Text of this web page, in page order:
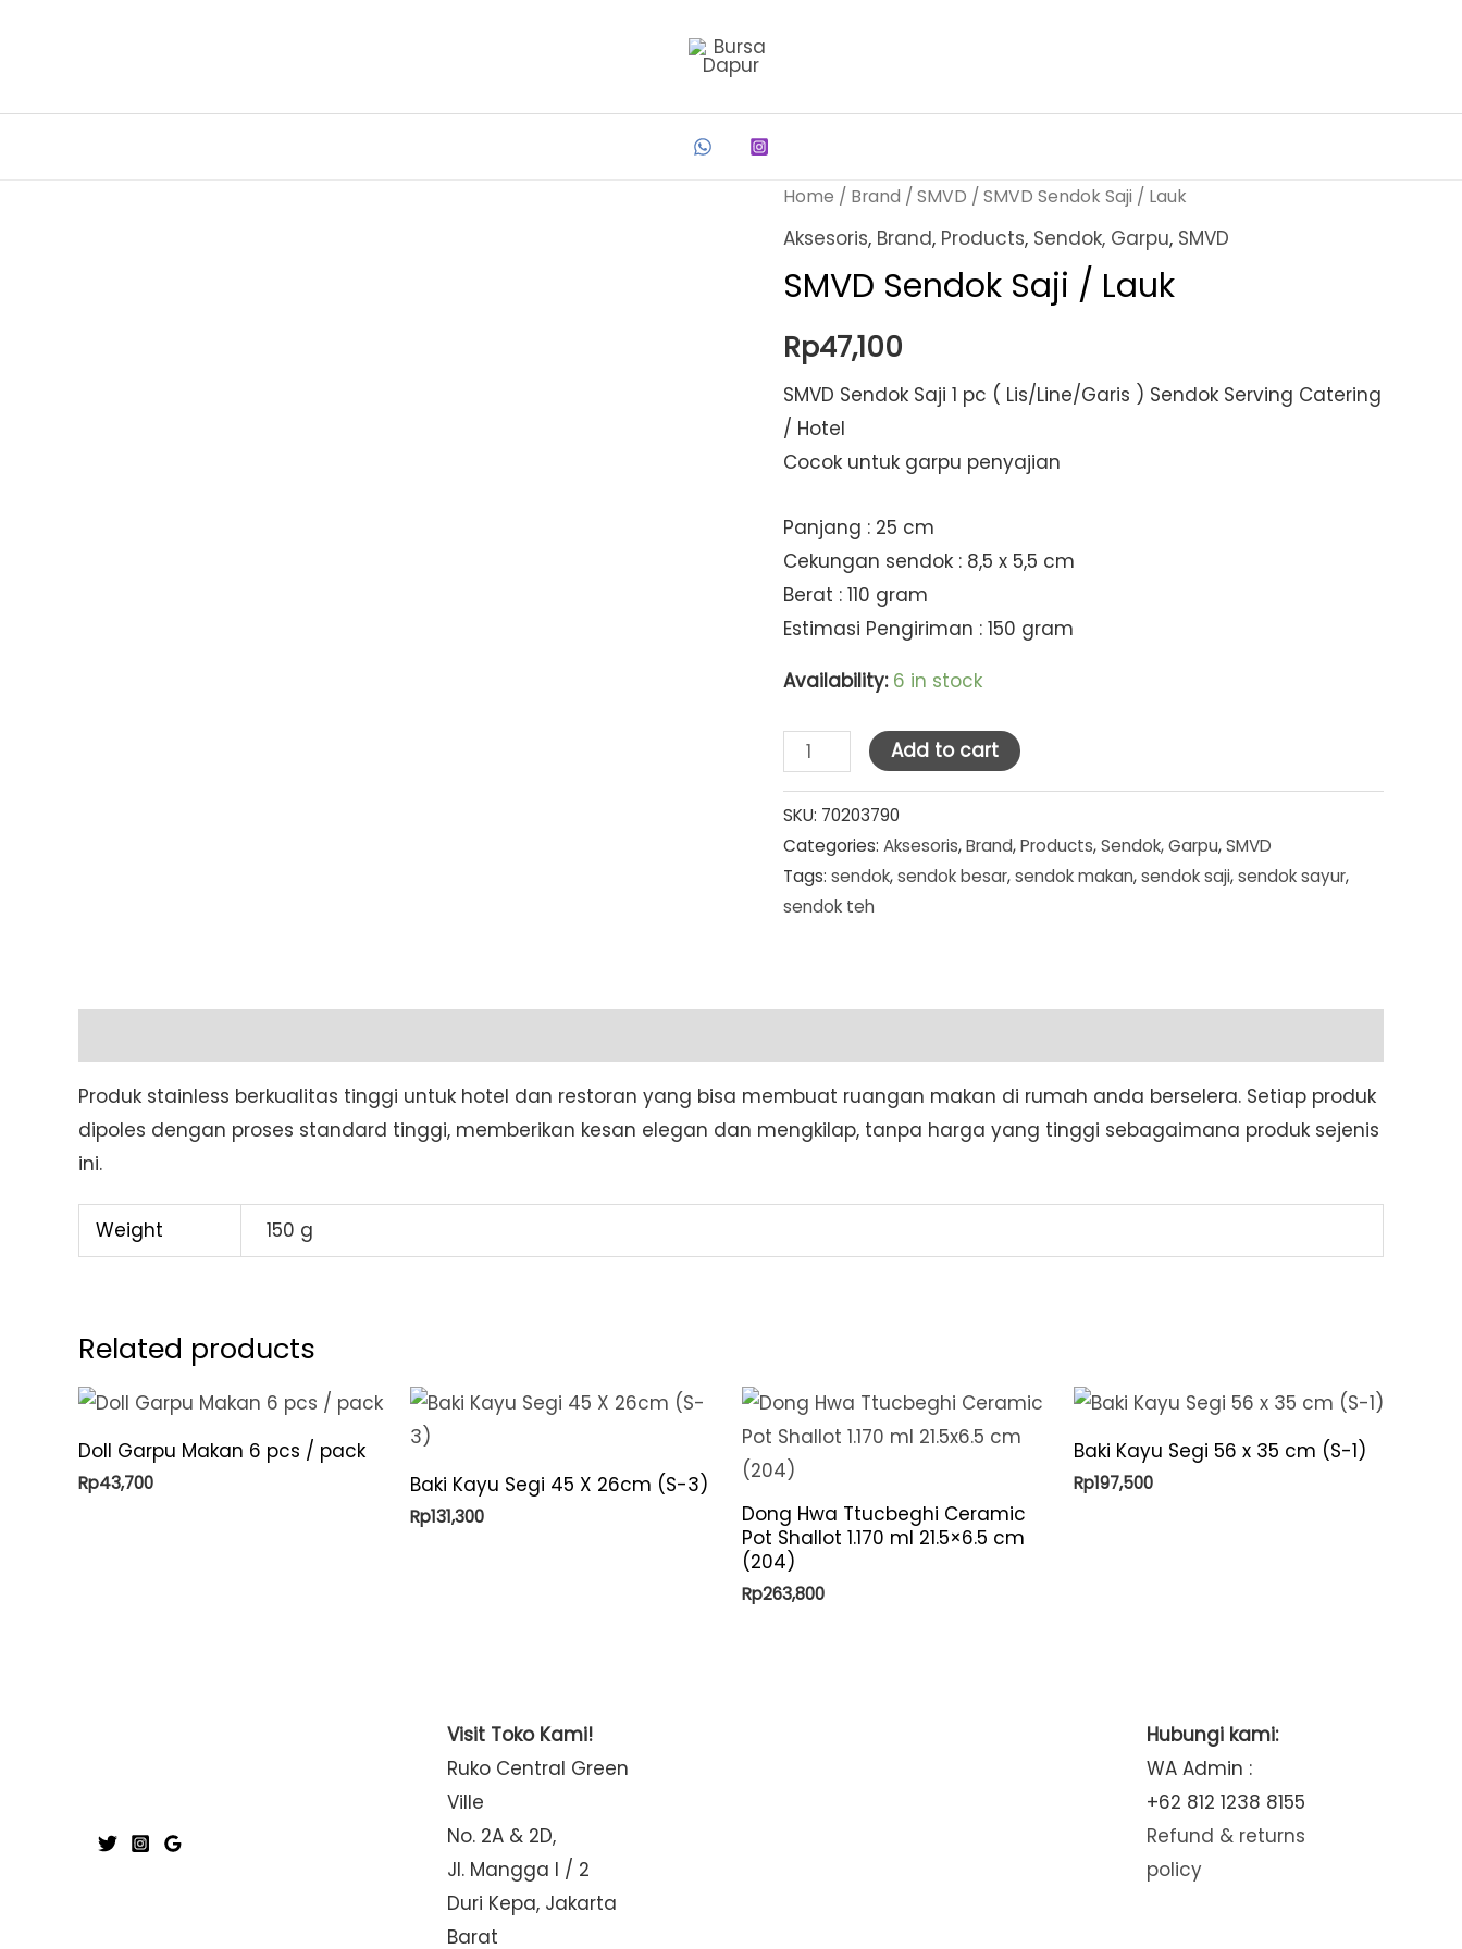
Home / Brand / SMVD / SMVD Sendok Saji / Lauk
Aksesoris, Brand, Products, Sendok, Garpu, SMVD
SMVD Sendok Saji / Lauk
Rp47,100
SMVD Sendok Saji 1 pc ( Lis/Line/Garis ) Sendok Serving Catering
/ Hotel
Cocok untuk garpu penyajian
Panjang : 25 cm
Cekungan sendok : 8,5 x 5,5 cm
Berat : 110 gram
Estimasi Pengiriman : 150 gram
Availability: 6 in stock
SMVD
Sendok
Saji
/
Lauk
quantity
Add to cart
SKU: 70203790
Categories: Aksesoris,Brand,Products,Sendok, Garpu,SMVD
Tags: sendok,sendok besar,sendok makan,sendok saji,sendok sayur,
sendok teh
Produk stainless berkualitas tinggi untuk hotel dan restoran yang bisa membuat ruangan makan di rumah anda berselera. Setiap produk
dipoles dengan proses standard tinggi, memberikan kesan elegan dan mengkilap, tanpa harga yang tinggi sebagaimana produk sejenis
ini.
Weight 150 g
Related products
Doll Garpu Makan 6 pcs / pack
Rp43,700 Baki Kayu Segi 45 X 26cm (S-3)
Rp131,300
Dong Hwa Ttucbeghi Ceramic
Pot Shallot 1.170 ml 21.5×6.5 cm
(204)
Rp263,800
Baki Kayu Segi 56 x 35 cm (S-1)
Rp197,500
Visit Toko Kami!
Ruko Central Green
Ville
No. 2A & 2D,
Jl. Mangga I / 2
Duri Kepa, Jakarta
Barat
Hubungi kami:
WA Admin :
+62 812 1238 8155
Refund & returns
policy